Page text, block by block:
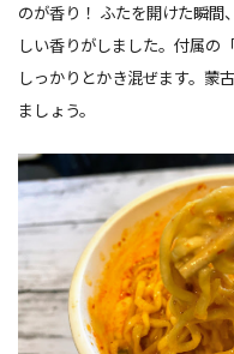
のが香り！ ふたを開けた瞬間
しい香りがしました。付属の
しっかりとかき混ぜます。蒙
ましょう。